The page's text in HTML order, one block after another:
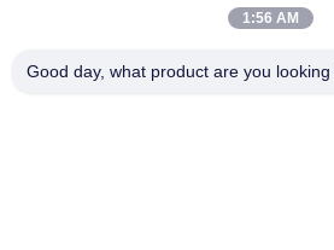
1:56 AM
Good day, what product are you